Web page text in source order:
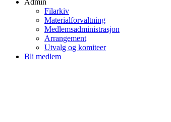
Admin
Filarkiv
Materialforvaltning
Medlemsadministrasjon
Arrangement
Utvalg og komiteer
Bli medlem